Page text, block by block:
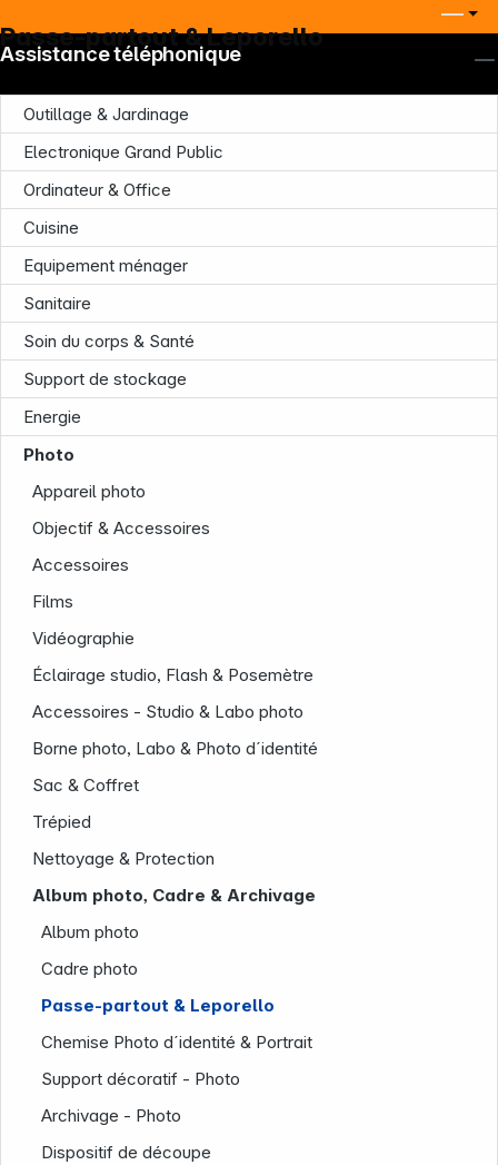
Passe-partout & Leporello
Outillage & Jardinage
Electronique Grand Public
Ordinateur & Office
Cuisine
Equipement ménager
Sanitaire
Soin du corps & Santé
Support de stockage
Energie
Photo
Appareil photo
Objectif & Accessoires
Accessoires
Films
Vidéographie
Éclairage studio, Flash & Posemètre
Accessoires - Studio & Labo photo
Borne photo, Labo & Photo d´identité
Sac & Coffret
Trépied
Nettoyage & Protection
Album photo, Cadre & Archivage
Album photo
Cadre photo
Passe-partout & Leporello
Chemise Photo d´identité & Portrait
Support décoratif - Photo
Archivage - Photo
Dispositif de découpe
Assistance téléphonique